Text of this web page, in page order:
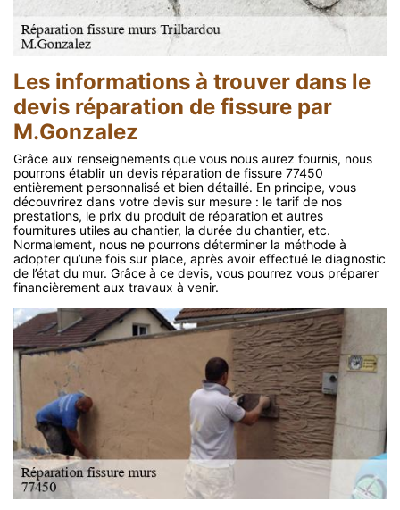
Les informations à trouver dans le
devis réparation de fissure par
M.Gonzalez
Grâce aux renseignements que vous nous aurez fournis, nous
pourrons établir un devis réparation de fissure 77450
entièrement personnalisé et bien détaillé. En principe, vous
découvrirez dans votre devis sur mesure : le tarif de nos
prestations, le prix du produit de réparation et autres
fournitures utiles au chantier, la durée du chantier, etc.
Normalement, nous ne pourrons déterminer la méthode à
adopter qu’une fois sur place, après avoir effectué le diagnostic
de l’état du mur. Grâce à ce devis, vous pourrez vous préparer
financièrement aux travaux à venir.